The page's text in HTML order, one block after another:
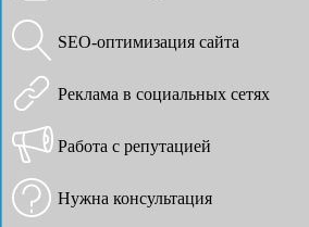
SEO-оптимизация сайта
Реклама в социальных сетях
Работа с репутацией
Нужна консультация